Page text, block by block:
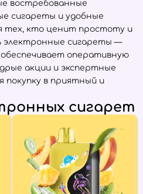
востребованные
сигареты и удобные
тех, кто ценит простоту и
электронные сигареты —
обеспечивает оперативную
акции и экспертные
покупку в приятный и
сигарет